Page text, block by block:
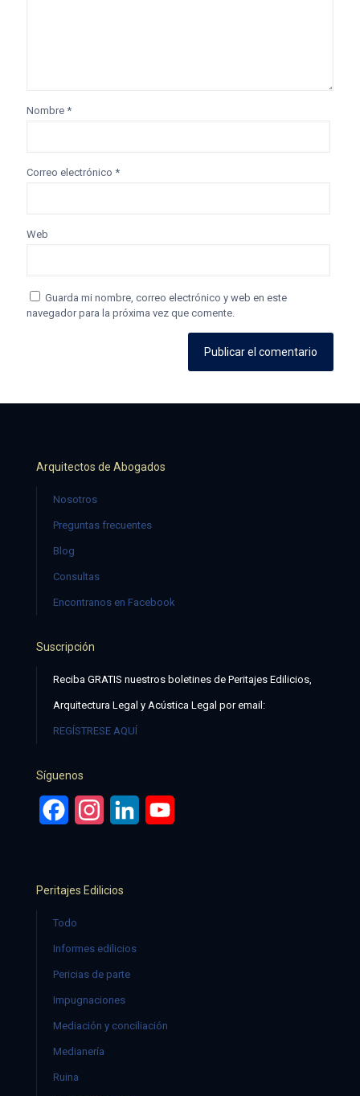
Nombre *
Correo electrónico *
Web
Guarda mi nombre, correo electrónico y web en este
navegador para la próxima vez que comente.
Arquitectos de Abogados
Nosotros
Preguntas frecuentes
Blog
Consultas
Encontranos en Facebook
Suscripción
Reciba GRATIS nuestros boletines de Peritajes Edilicios,
Arquitectura Legal y Acústica Legal por email:
REGÍSTRESE AQUÍ
Síguenos
FacebookInstagramLinkedIn
Peritajes Edilicios
Todo
Informes edilicios
Pericias de parte
Impugnaciones
Mediación y conciliación
Medianería
Ruina